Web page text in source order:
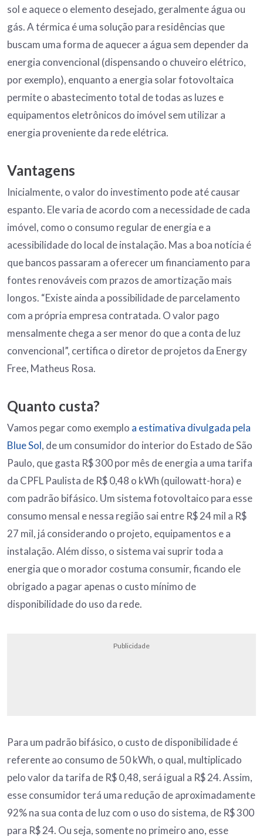
sol e aquece o elemento desejado, geralmente água ou
gás. A térmica é uma solução para residências que
buscam uma forma de aquecer a água sem depender da
energia convencional (dispensando o chuveiro elétrico,
por exemplo), enquanto a energia solar fotovoltaica
permite o abastecimento total de todas as luzes e
equipamentos eletrônicos do imóvel sem utilizar a
energia proveniente da rede elétrica.
Vantagens
Inicialmente, o valor do investimento pode até causar
espanto. Ele varia de acordo com a necessidade de cada
imóvel, como o consumo regular de energia e a
acessibilidade do local de instalação. Mas a boa notícia é
que bancos passaram a oferecer um financiamento para
fontes renováveis com prazos de amortização mais
longos. “Existe ainda a possibilidade de parcelamento
com a própria empresa contratada. O valor pago
mensalmente chega a ser menor do que a conta de luz
convencional”, certifica o diretor de projetos da Energy
Free, Matheus Rosa.
Quanto custa?
Vamos pegar como exemplo a estimativa divulgada pela
Blue Sol, de um consumidor do interior do Estado de São
Paulo, que gasta R$ 300 por mês de energia a uma tarifa
da CPFL Paulista de R$ 0,48 o kWh (quilowatt-hora) e
com padrão bifásico. Um sistema fotovoltaico para esse
consumo mensal e nessa região sai entre R$ 24 mil a R$
27 mil, já considerando o projeto, equipamentos e a
instalação. Além disso, o sistema vai suprir toda a
energia que o morador costuma consumir, ficando ele
obrigado a pagar apenas o custo mínimo de
disponibilidade do uso da rede.
Publicidade
Para um padrão bifásico, o custo de disponibilidade é
referente ao consumo de 50 kWh, o qual, multiplicado
pelo valor da tarifa de R$ 0,48, será igual a R$ 24. Assim,
esse consumidor terá uma redução de aproximadamente
92% na sua conta de luz com o uso do sistema, de R$ 300
para R$ 24. Ou seja, somente no primeiro ano, esse